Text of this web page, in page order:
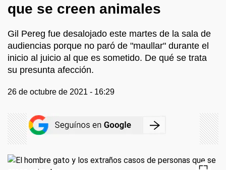
que se creen animales
Gil Pereg fue desalojado este martes de la sala de
audiencias porque no paró de "maullar" durante el
inicio al juicio al que es sometido. De qué se trata
su presunta afección.
26 de octubre de 2021 - 16:29